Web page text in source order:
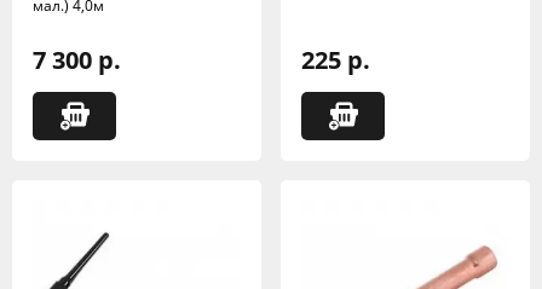
мал.) 4,0м
7 300 р. 225 р.